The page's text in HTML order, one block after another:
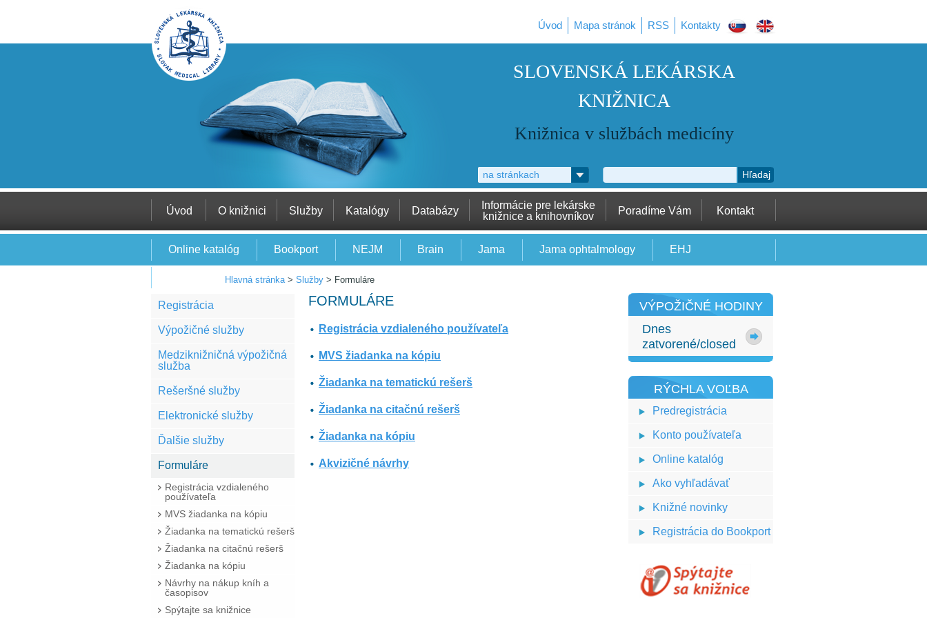
Úvod Mapa stránok RSS Kontakty
SLOVENSKÁ LEKÁRSKA
KNIŽNICA
Knižnica v službách medicíny
na stránkach Hľadaj
Úvod O knižnici Služby Katalógy Databázy
Informácie pre lekárske
knižnice a knihovníkov
Poradíme Vám Kontakt
Online katalóg Bookport NEJM Brain Jama Jama ophtalmology EHJ
Hlavná stránka> Služby > Formuláre
Registrácia
Výpožičné služby
Medziknižničná výpožičná
služba
Rešeršné služby
Elektronické služby
Ďalšie služby
Formuláre
Registrácia vzdialeného
používateľa
MVS žiadanka na kópiu
Žiadanka na tematickú rešerš
Žiadanka na citačnú rešerš
Žiadanka na kópiu
Návrhy na nákup kníh a
časopisov
Spýtajte sa knižnice
FORMULÁRE
Registrácia vzdialeného používateľa
MVS žiadanka na kópiu
Žiadanka na tematickú rešerš
Žiadanka na citačnú rešerš
Žiadanka na kópiu
Akvizičné návrhy
VÝPOŽIČNÉ HODINY
Dnes
zatvorené/closed
RÝCHLA VOĽBA
Predregistrácia
Konto používateľa
Online katalóg
Ako vyhľadávať
Knižné novinky
Registrácia do Bookport